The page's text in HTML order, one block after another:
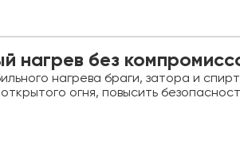
нагрев без
нагрева браги, затора и
огня, повысить